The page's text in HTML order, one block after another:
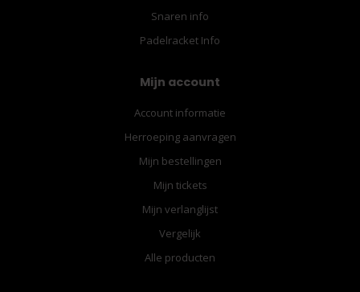
Snaren info
Padelracket Info
Mijn account
Account informatie
Herroeping aanvragen
Mijn bestellingen
Mijn tickets
Mijn verlanglijst
Vergelijk
Alle producten